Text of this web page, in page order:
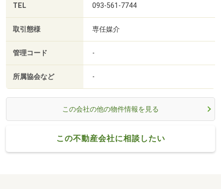
TEL 093-561-7744
取引態様 専任媒介
管理コード -
所属協会など -
この会社の他の物件情報を見る
この不動産会社に相談したい